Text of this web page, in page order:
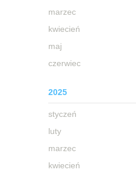
marzec
kwiecień
maj
czerwiec
2025
styczeń
luty
marzec
kwiecień